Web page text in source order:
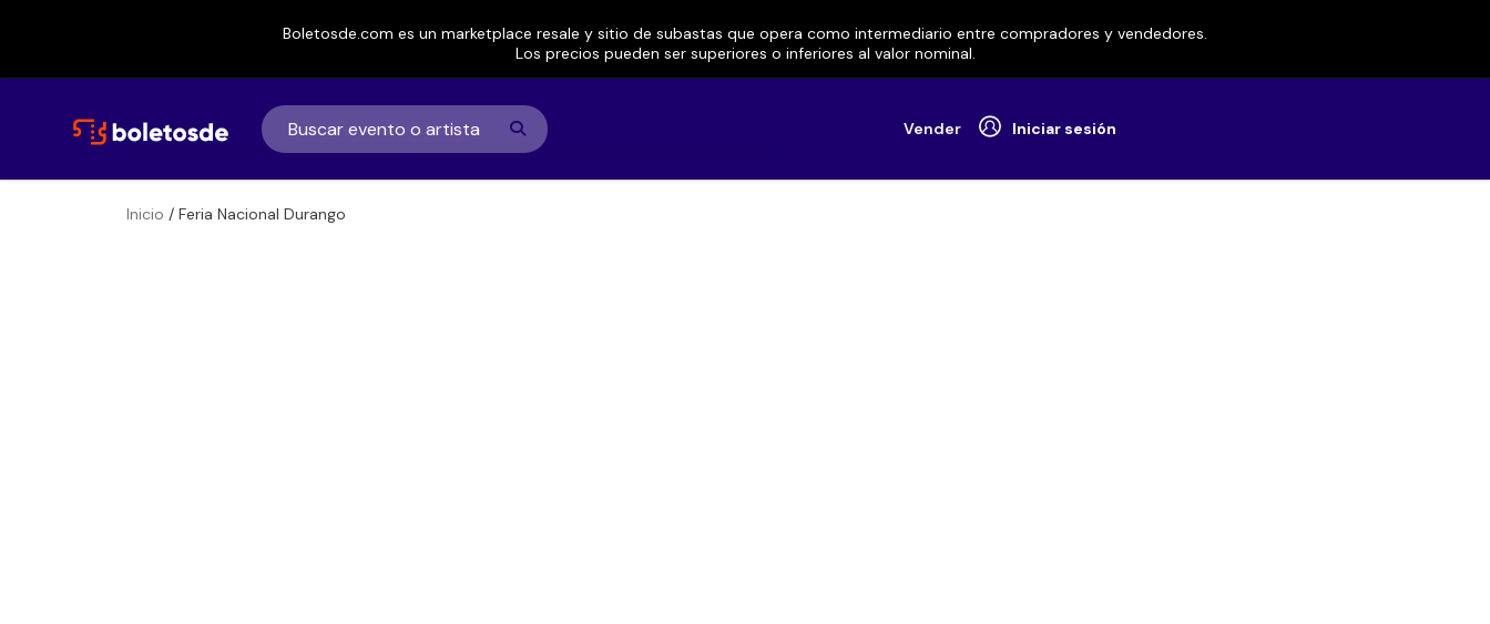
Boletosde.com es un marketplace resale y sitio de subastas que opera como intermediario entre compradores y vendedores.
Los precios pueden ser superiores o inferiores al valor nominal.
Vender Iniciar sesión
Inicio / Feria Nacional Durango